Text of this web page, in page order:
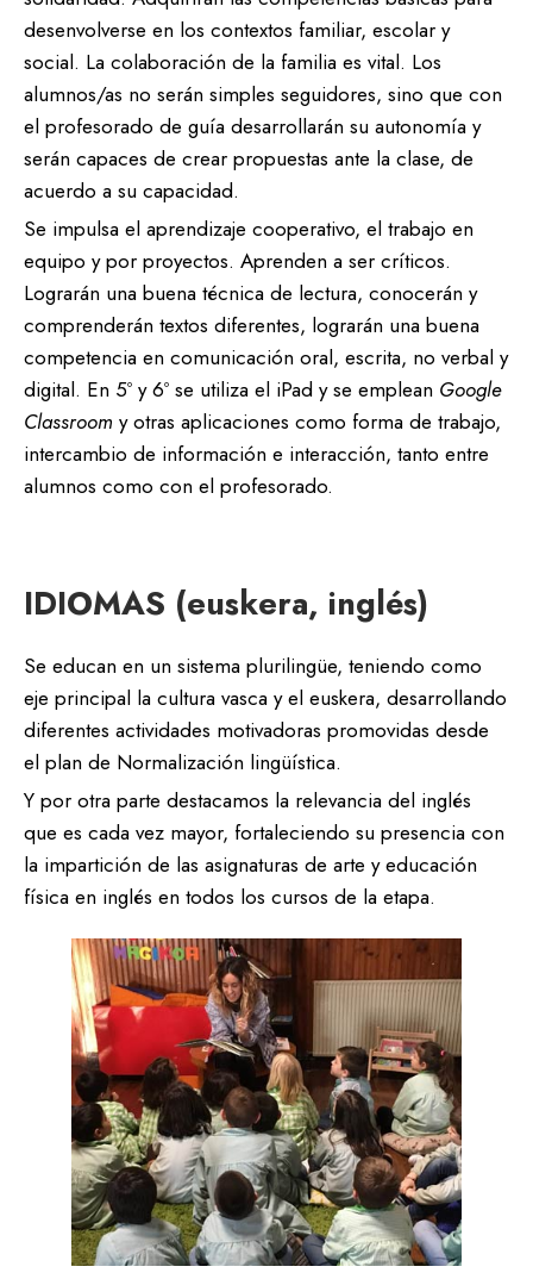
desenvolverse en los contextos familiar, escolar y
social. La colaboración de la familia es vital. Los
alumnos/as no serán simples seguidores, sino que con
el profesorado de guía desarrollarán su autonomía y
serán capaces de crear propuestas ante la clase, de
acuerdo a su capacidad.
Se impulsa el aprendizaje cooperativo, el trabajo en
equipo y por proyectos. Aprenden a ser críticos.
Lograrán una buena técnica de lectura, conocerán y
comprenderán textos diferentes, lograrán una buena
competencia en comunicación oral, escrita, no verbal y
digital. En 5º y 6º se utiliza el iPad y se emplean Google
Classroom y otras aplicaciones como forma de trabajo,
intercambio de información e interacción, tanto entre
alumnos como con el profesorado.
IDIOMAS (euskera, inglés)
Se educan en un sistema plurilingüe, teniendo como
eje principal la cultura vasca y el euskera, desarrollando
diferentes actividades motivadoras promovidas desde
el plan de Normalización lingüística.
Y por otra parte destacamos la relevancia del inglés
que es cada vez mayor, fortaleciendo su presencia con
la impartición de las asignaturas de arte y educación
física en inglés en todos los cursos de la etapa.